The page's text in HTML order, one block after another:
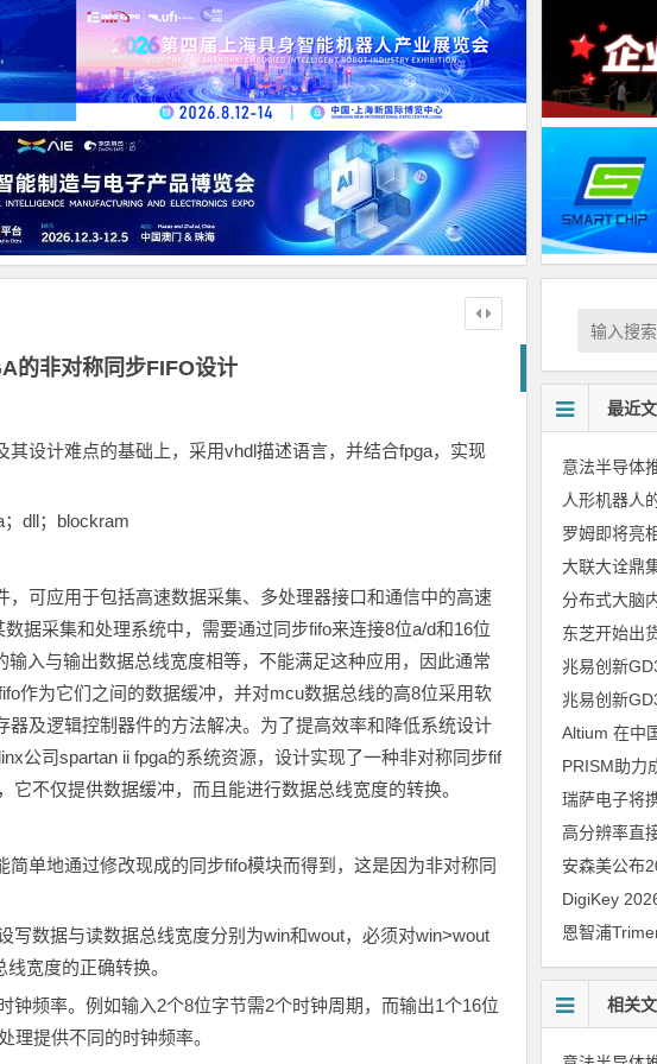
的非对称同步FIFO设计
设计难点的基础上，采用vhdl描述语言，并结合fpga，实现
dll；blockram
应用于包括高速数据采集、多处理器接口和通信中的高速
据采集和处理系统中，需要通过同步fifo来连接8位a/d和16位
入与输出数据总线宽度相等，不能满足这种应用，因此通常
作为它们之间的数据缓冲，并对mcu数据总线的高8位采用软
及逻辑控制器件的方法解决。为了提高效率和降低系统设计
公司spartan ii fpga的系统资源，设计实现了一种非对称同步fif
不仅提供数据缓冲，而且能进行数据总线宽度的转换。
地通过修改现成的同步fifo模块而得到，这是因为非对称同
据与读数据总线宽度分别为win和wout，必须对win>wout
宽度的正确转换。
率。例如输入2个8位字节需2个时钟周期，而输出1个16位
理提供不同的时钟频率。
最近
人形机器人
分布式大脑
Altium 在中
安森美公布
相关